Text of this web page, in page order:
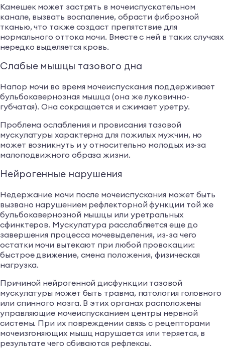
Камешек может застрять в мочеиспускательном
канале, вызвать воспаление, обрасти фиброзной
тканью, что также создаст препятствие для
нормального оттока мочи. Вместе с ней в таких случаях
нередко выделяется кровь.
Слабые мышцы тазового дна
Напор мочи во время мочеиспускания поддерживает
бульбокавернозная мышца (она же луковично-
губчатая). Она сокращается и сжимает уретру.
Проблема ослабления и провисания тазовой
мускулатуры характерна для пожилых мужчин, но
может возникнуть и у относительно молодых из-за
малоподвижного образа жизни.
Нейрогенные нарушения
Недержание мочи после мочеиспускания может быть
вызвано нарушением рефлекторной функции той же
бульбокавернозной мышцы или уретральных
сфинктеров. Мускулатура расслабляется еще до
завершения процесса мочевыделения, из-за чего
остатки мочи вытекают при любой провокации:
быстрое движение, смена положения, физическая
нагрузка.
Причиной нейрогенной дисфункции тазовой
мускулатуры может быть травма, патология головного
или спинного мозга. В этих органах расположены
управляющие мочеиспусканием центры нервной
системы. При их повреждении связь с рецепторами
мочеизгоняющих мышц нарушается или теряется, в
результате чего сбиваются рефлексы.